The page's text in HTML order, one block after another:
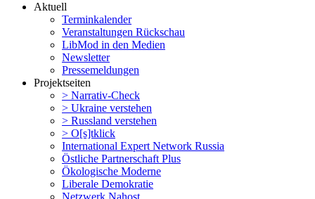
Aktuell
Termin­ka­lender
Veran­stal­tungen Rückschau
LibMod in den Medien
Newsletter
Presse­mel­dungen
Projekt­seiten
> Narrativ-Check
> Ukraine verstehen
> Russland verstehen
> O[s]tklick
Inter­na­tional Expert Network Russia
Östliche Partner­schaft Plus
Ökolo­gische Moderne
Liberale Demokratie
Netzwerk Nahost